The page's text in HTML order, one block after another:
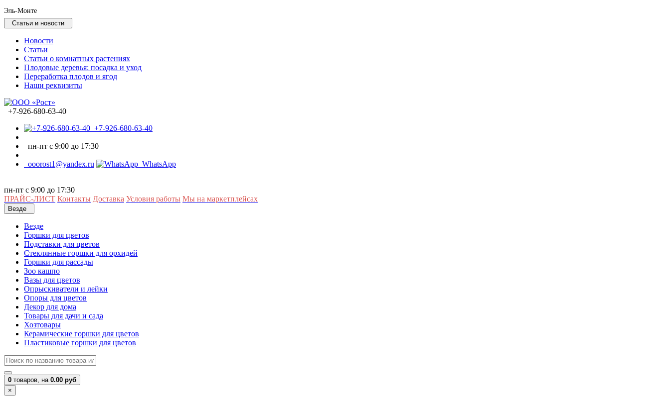
Эль-Монте
Статьи и новости
Новости
Статьи
Статьи о комнатных растениях
Плодовые деревья: посадка и уход
Переработка плодов и ягод
Наши реквизиты
+7-926-680-63-40
+7-926-680-63-40
пн-пт с 9:00 до 17:30
ooorost1@yandex.ru WhatsApp
пн-пт с 9:00 до 17:30
ПРАЙС-ЛИСТ Контакты Доставка Условия работы Мы на маркетплейсах
Везде
Везде
Горшки для цветов
Подставки для цветов
Стеклянные горшки для орхидей
Горшки для рассады
Зоо кашпо
Вазы для цветов
Опрыскиватели и лейки
Опоры для цветов
Декор для дома
Товары для дачи и сада
Хозтовары
Керамические горшки для цветов
Пластиковые горшки для цветов
0 товаров, на 0.00 руб
×